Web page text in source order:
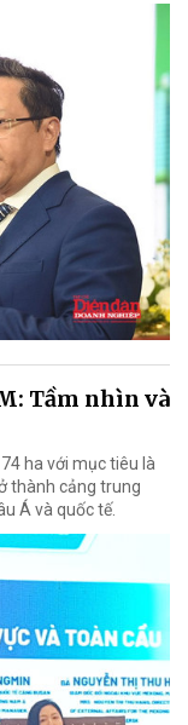
Tầm nhìn và
ha với mục tiêu là
thành cảng trung
Á và quốc tế.